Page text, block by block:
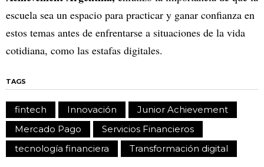
escuela sea un espacio para practicar y ganar confianza en
estos temas antes de enfrentarse a situaciones de la vida
cotidiana, como las estafas digitales.
TAGS
fintech Innovación
Junior Achievement
Mercado Pago
Servicios Financieros
tecnología financiera
Transformación digital